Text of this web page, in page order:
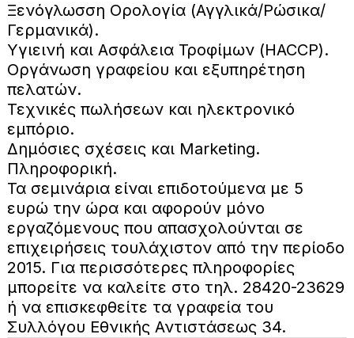
Ξενόγλωσση Ορολογία (Αγγλικά/Ρώσικα/
Γερμανικά).
Υγιεινή και Ασφάλεια Τροφίμων (HACCP).
Οργάνωση γραφείου και εξυπηρέτηση
πελατών.
Τεχνικές πωλήσεων και ηλεκτρονικό
εμπόριο.
Δημόσιες σχέσεις και Marketing.
Πληροφορική.
Τα σεμινάρια είναι επιδοτούμενα με 5
ευρώ την ώρα και αφορούν μόνο
εργαζόμενους που απασχολούνται σε
επιχειρήσεις τουλάχιστον από την περίοδο
2015. Για περισσότερες πληροφορίες
μπορείτε να καλείτε στο τηλ. 28420-23629
ή να επισκεφθείτε τα γραφεία του
Συλλόγου Εθνικής Αντιστάσεως 34.